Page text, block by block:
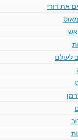
את דורי
אש
לעולם